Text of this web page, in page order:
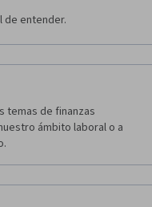
de entender.
temas de finanzas
ámbito laboral o a